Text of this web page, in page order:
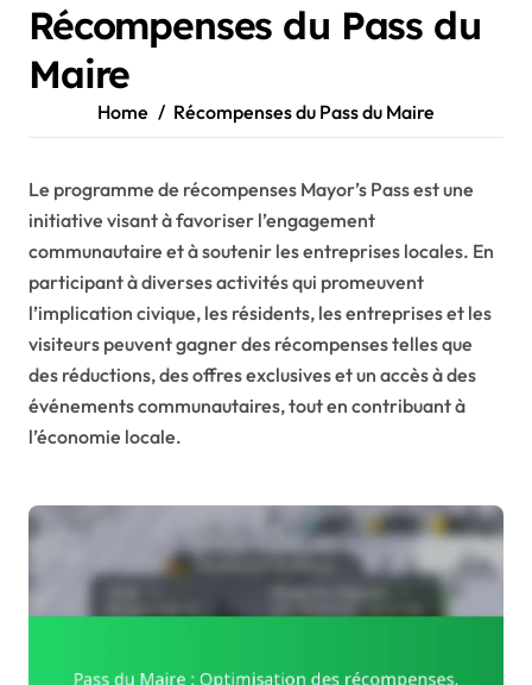
Récompenses du Pass du
Maire
Home Récompenses du Pass du Maire
Le programme de récompenses Mayor’s Pass est une
initiative visant à favoriser l’engagement
communautaire et à soutenir les entreprises locales. En
participant à diverses activités qui promeuvent
l’implication civique, les résidents, les entreprises et les
visiteurs peuvent gagner des récompenses telles que
des réductions, des offres exclusives et un accès à des
événements communautaires, tout en contribuant à
l’économie locale.